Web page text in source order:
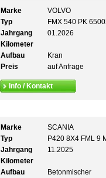
Marke
VOLVO
Typ
FMX 540 PK
Jahrgang
01.2026
Kilometer
Aufbau
Kran
Preis
auf Anfrage
Info / Kontakt
Marke
SCANIA
Typ
P420 8X4 FML 9
Jahrgang
11.2025
Kilometer
Aufbau
Betonmischer